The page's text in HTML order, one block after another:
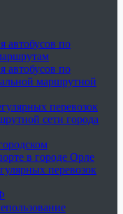
автобусов по
автобусов по
маршрутной
перевозок
сети города
в городе Орле
перевозок